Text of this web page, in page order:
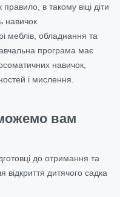
в такому віці діти
навичок
меблів, обладнання та
програма має
навичок,
і мислення.
вам
до отримання та
відкриття дитячого садка